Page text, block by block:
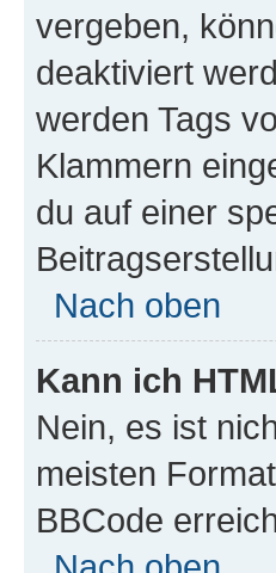
vergeben,
deaktiviert
werden Tags
Klammern
du auf einer
Nach oben
Kann ich
Nein, es ist
meisten
BBCode